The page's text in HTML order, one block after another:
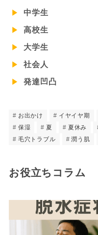
中学生
高校生
大学生
社会人
発達凹凸
お出かけ イヤイヤ期
保湿
夏 夏休み
毛穴トラブル
潤う肌
お役立ちコラム